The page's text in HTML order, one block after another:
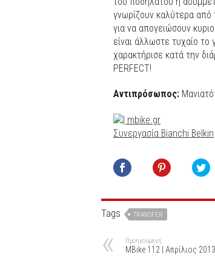
γνωρίζουν καλύτερα από
για να απογειώσουν
είναι άλλωστε τυχαίο
χαρακτήρισε κατά την
PERFECT!
Αντιπρόσωπος:
Συνεργασία Bianchi Belkin
Tags TRANSFER
Προηγούμενη
MBike 112 | Aπρίλιος 2013